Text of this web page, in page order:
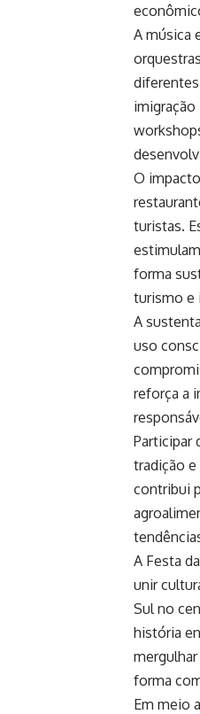
A música
imigração
O
turistas.
forma
turismo e
A
uso
reforça a
Participar
tradição e
contribui
A Festa
unir
Sul no
história
forma
Em meio